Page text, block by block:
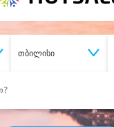
თბილისი